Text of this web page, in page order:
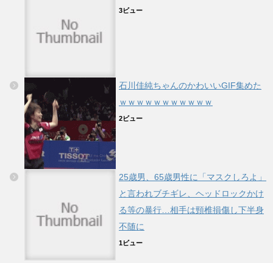
3ビュー
石川佳純ちゃんのかわいいGIF集めた
ｗｗｗｗｗｗｗｗｗｗｗ
2ビュー
25歳男、65歳男性に「マスクしろよ」
と言われブチギレ、ヘッドロックかけ
る等の暴行…相手は頸椎損傷し下半身
不随に
1ビュー